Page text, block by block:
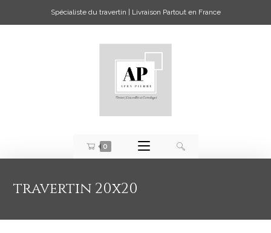
Spécialiste du travertin | Livraison Partout en France
0
travertin 20x20